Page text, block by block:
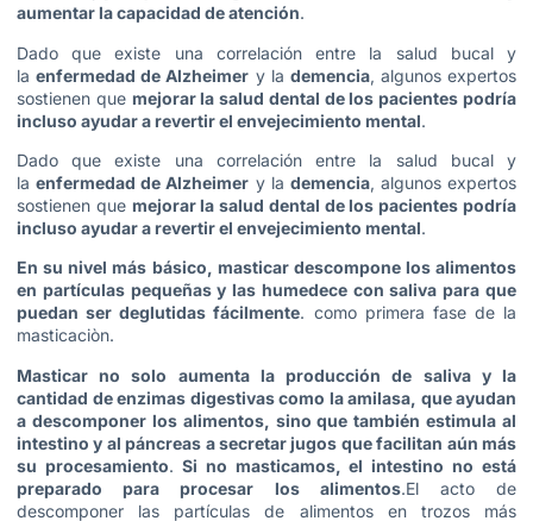
aumentar la capacidad de atención.
Dado que existe una correlación entre la salud bucal y
laenfermedad de Alzheimer y la demencia, algunos expertos
sostienen que mejorar la salud dental de los pacientes podría
incluso ayudar a revertir el envejecimiento mental.
Dado que existe una correlación entre la salud bucal y
laenfermedad de Alzheimer y la demencia, algunos expertos
sostienen que mejorar la salud dental de los pacientes podría
incluso ayudar a revertir el envejecimiento mental.
En su nivel más básico, masticar descompone los alimentos
en partículas pequeñas y las humedece con saliva para que
puedan ser deglutidas fácilmente. como primera fase de la
masticaciòn.
Masticar no solo aumenta la producción de saliva y la
cantidad de enzimas digestivas como la amilasa, que ayudan
a descomponer los alimentos, sino que también estimula al
intestino y al páncreas a secretar jugos que facilitan aún más
su procesamiento. Si no masticamos, el intestino no está
preparado para procesar los alimentos.El acto de
descomponer las partículas de alimentos en trozos más